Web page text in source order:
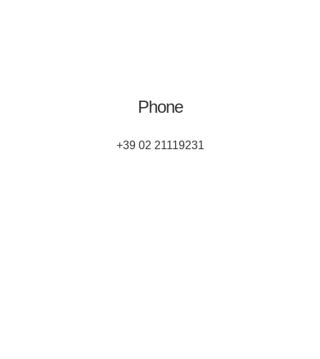
Phone
+39 02 21119231